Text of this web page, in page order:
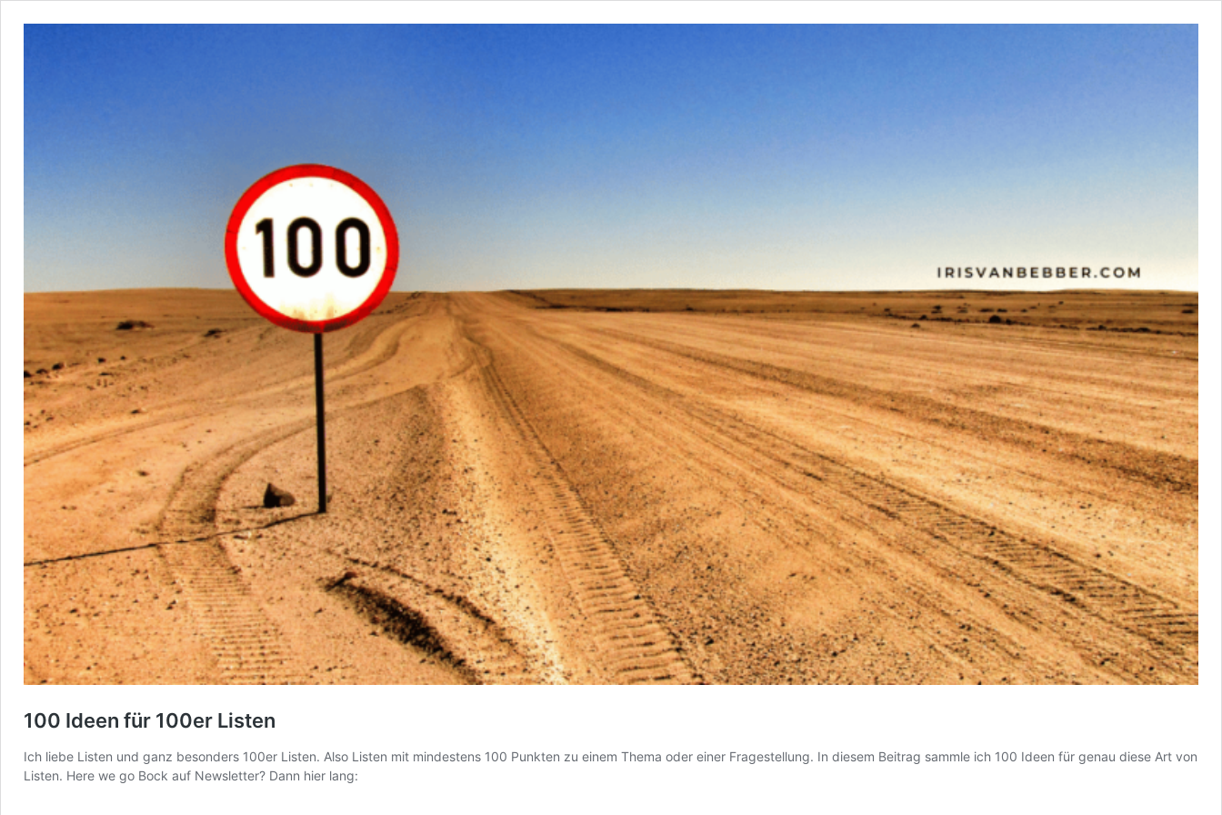
100 Ideen für 100er Listen
Ich liebe Listen und ganz besonders 100er Listen. Also Listen mit mindestens 100 Punkten zu einem Thema oder einer Fragestellung. In diesem Beitrag sammle ich 100 Ideen für genau diese Art von
Listen. Here we go Bock auf Newsletter? Dann hier lang: